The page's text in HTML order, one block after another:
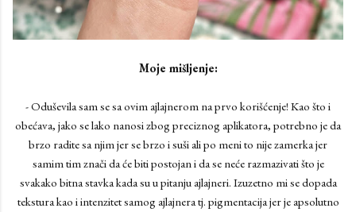
Moje mišljenje:
- Oduševila sam se sa ovim ajlajnerom na prvo korišćenje! Kao što i
obećava, jako se lako nanosi zbog preciznog aplikatora, potrebno je da
brzo radite sa njim jer se brzo i suši ali po meni to nije zamerka jer
samim tim znači da će biti postojan i da se neće razmazivati što je
svakako bitna stavka kada su u pitanju ajlajneri. Izuzetno mi se dopada
tekstura kao i intenzitet samog ajlajnera tj. pigmentacija jer je apsolutno